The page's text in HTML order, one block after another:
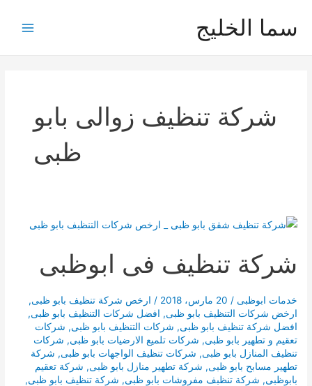
سما الخليج
شركة تنظيف زوالى بابو
ظبى
شركة تنظيف فى ابوظبى
خدمات ابوظبى / 20 مارس، 2018 / ارخص شركة تنظيف بابو ظبى,
ارخض شركات التنظيف بابو ظبى, افضل شركات التنظيف بابو ظبى,
افضل شركة تنظيف بابو ظبى, شركات التنظيف بابو ظبى, شركات
تعقيم و تطهير بابو ظبى, شركات تلميع الارضيات بابو ظبى, شركات
تنظيف المنازل بابو ظبى, شركات تنظيف الواجهات بابو ظبى, شركة
تطهير مسابح بابو ظبى, شركة تطهير منازل بابو ظبى, شركة تعقيم
بابوظبى, شركة تنظبف مفروشات بابو ظبى, شركة تنظيف بابو ظبى,